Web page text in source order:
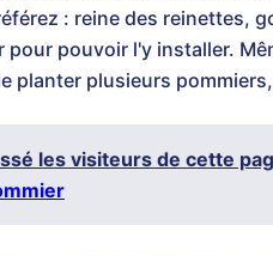
: reine des reinettes,
pouvoir l'y installer.
planter plusieurs
les visiteurs de cette